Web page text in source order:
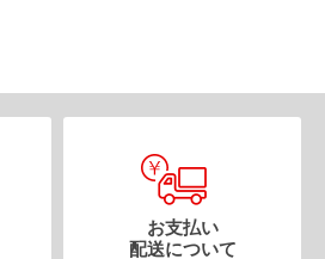
お支払い
配送について